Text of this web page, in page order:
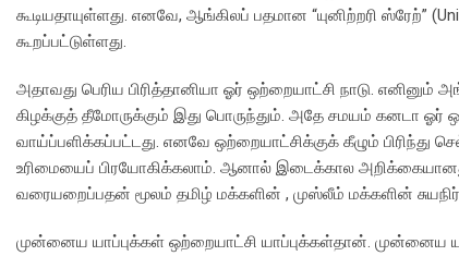
கூடியதாயுள்ளது. எனவே, ஆங்கிலப் பதமான “யுனிற்றரி ஸ்ரேற்”
கூறப்பட்டுள்ளது.
அதாவது பெரிய பிரித்தானியா ஓர் ஒற்றையாட்சி நாடு. எனினும்
கிழக்குத் தீமோருக்கும் இது பொருந்தும். அதே சமயம் கனடா ஓர்
வாய்ப்பளிக்கப்பட்டது. எனவே ஒற்றையாட்சிக்குக் கீழும் பிரிந்து
உரிமையைப் பிரயோகிக்கலாம். ஆனால் இடைக்கால அறிக்கையானது
வரையறைப்பதன் மூலம் தமிழ் மக்களின் , முஸ்லீம் மக்களின்
முன்னைய யாப்புக்கள் ஒற்றையாட்சி யாப்புக்கள்தான். முன்னைய